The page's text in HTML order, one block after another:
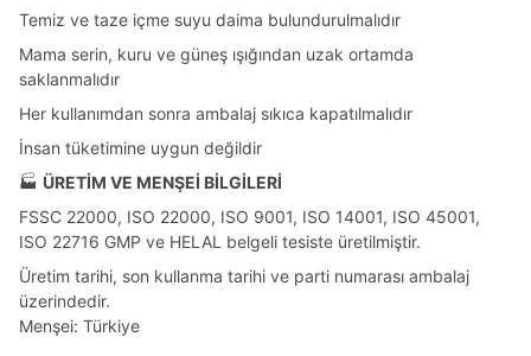
Temiz ve taze içme suyu daima bulundurulmalıdır
Mama serin, kuru ve güneş ışığından uzak ortamda
saklanmalıdır
Her kullanımdan sonra ambalaj sıkıca kapatılmalıdır
İnsan tüketimine uygun değildir
🏭 ÜRETİM VE MENŞEİ BİLGİLERİ
FSSC 22000, ISO 22000, ISO 9001, ISO 14001, ISO 45001,
ISO 22716 GMP ve HELAL belgeli tesiste üretilmiştir.
Üretim tarihi, son kullanma tarihi ve parti numarası ambalaj
üzerindedir.
Menşei: Türkiye